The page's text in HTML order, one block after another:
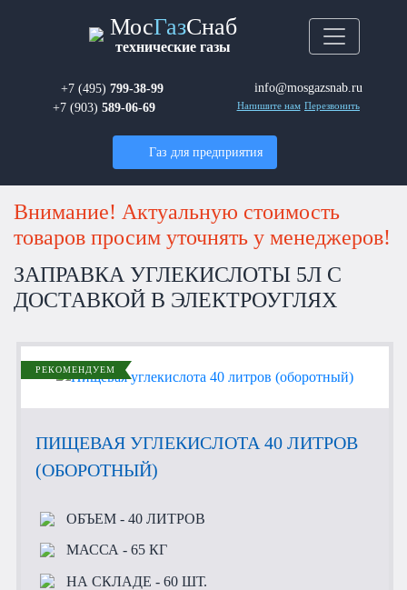
МосГазСнаб
технические газы
+7 (495) 799-38-99
+7 (903) 589-06-69
info@mosgazsnab.ru
Напишите нам Перезвонить
Газ для предприятия
Внимание! Актуальную стоимость
товаров просим уточнять у менеджеров!
ЗАПРАВКА УГЛЕКИСЛОТЫ 5Л С
ДОСТАВКОЙ В ЭЛЕКТРОУГЛЯХ
РЕКОМЕНДУЕМ
ПИЩЕВАЯ УГЛЕКИСЛОТА 40 ЛИТРОВ
(ОБОРОТНЫЙ)
ОБЪЕМ- 40 ЛИТРОВ
МАССА - 65 КГ
НА СКЛАДЕ - 60 ШТ.